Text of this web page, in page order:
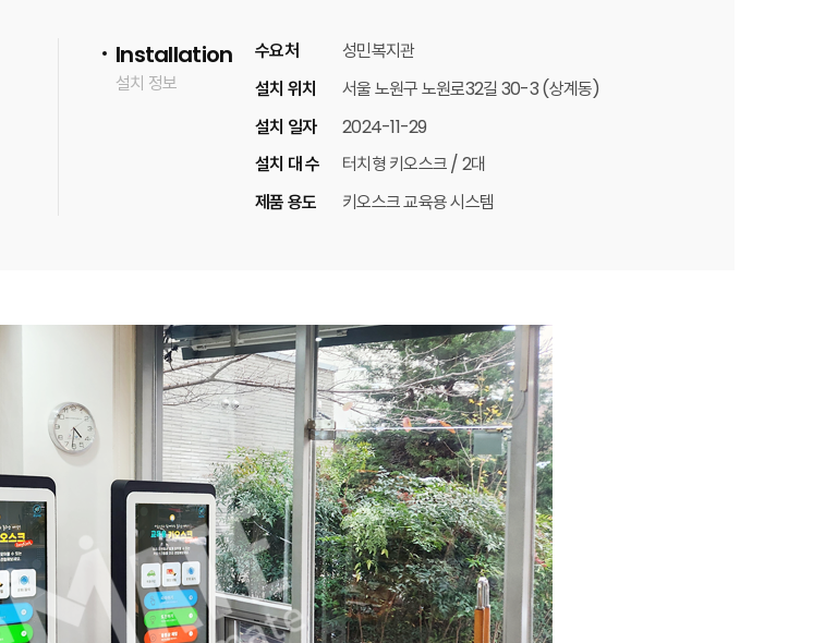
Installation
설치 정보
수요처
성민복지관
설치 위치
서울 노원구 노원로32길 30-3 (상계동)
설치 일자
2024-11-29
설치 대 수
터치형 키오스크 / 2대
제품 용도
키오스크 교육용 시스템